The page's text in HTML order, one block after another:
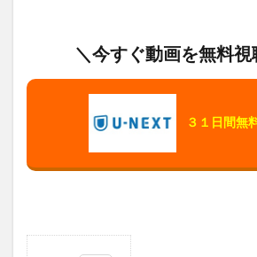
＼今すぐ動画を無料視
３１日間無